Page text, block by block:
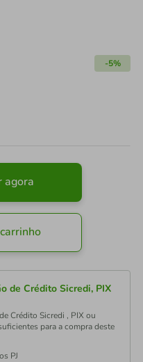
-5%
agora
de Crédito Sicredi, PIX
Crédito Sicredi , PIX ou
para a compra deste
PJ